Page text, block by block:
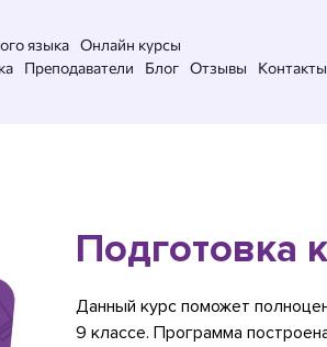
языка Онлайн курсы
Преподаватели Блог Отзывы
Контакты
Подготовка
Данный курс поможет
9 классе. Программа